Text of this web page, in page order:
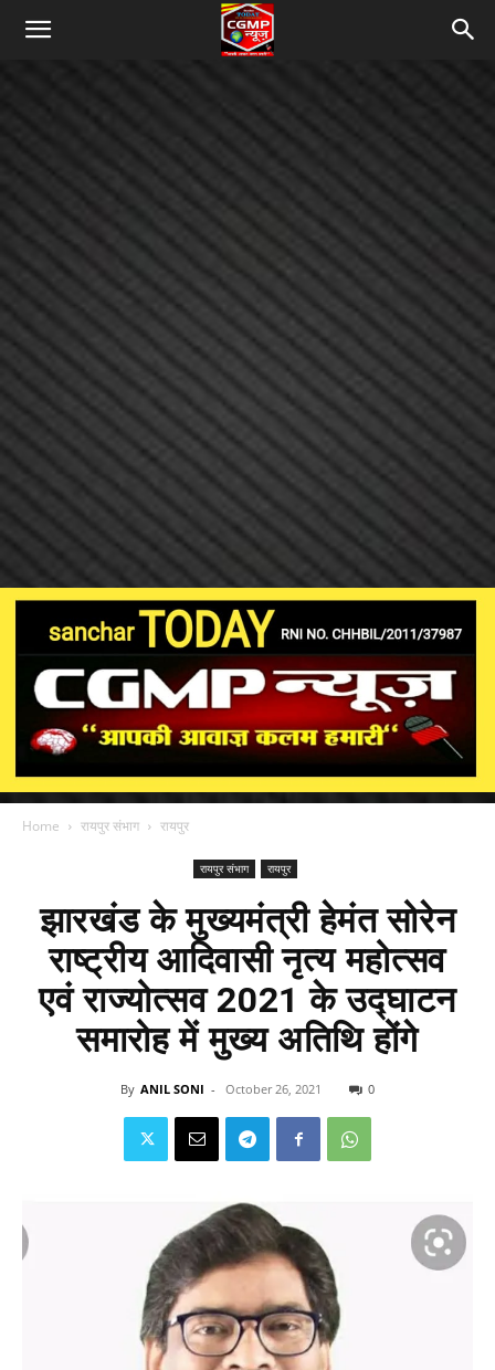
Home रायपुर संभाग रायपुर
रायपुर संभाग रायपुर
झारखंड के मुख्यमंत्री हेमंत सोरेन
राष्ट्रीय आदिवासी नृत्य महोत्सव
एवं राज्योत्सव 2021 के उद्घाटन
समारोह में मुख्य अतिथि होंगे
By ANIL SONI - October 26, 2021 0